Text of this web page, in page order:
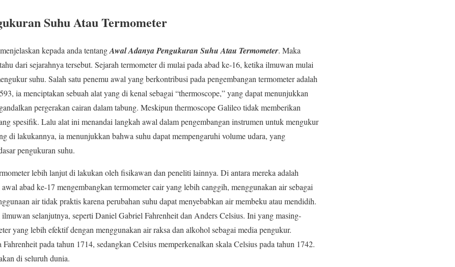
Suhu Atau Termometer
kepada anda tentangAwal Adanya Pengukuran Suhu Atau Termometer. Maka
dari sejarahnya tersebut. Sejarah termometer di mulai pada abad ke-16, ketika ilmuwan mulai
suhu. Salah satu penemu awal yang berkontribusi pada pengembangan termometer adalah
ia menciptakan sebuah alat yang di kenal sebagai “thermoscope,” yang dapat menunjukkan
pergerakan cairan dalam tabung. Meskipun thermoscope Galileo tidak memberikan
spesifik. Lalu alat ini menandai langkah awal dalam pengembangan instrumen untuk mengukur
di lakukannya, ia menunjukkan bahwa suhu dapat mempengaruhi volume udara, yang
pengukuran suhu.
lebih lanjut di lakukan oleh fisikawan dan peneliti lainnya. Di antara mereka adalah
abad ke-17 mengembangkan termometer cair yang lebih canggih, menggunakan air sebagai
air tidak praktis karena perubahan suhu dapat menyebabkan air membeku atau mendidih.
selanjutnya, seperti Daniel Gabriel Fahrenheit dan Anders Celsius. Ini yang masing-
yang lebih efektif dengan menggunakan air raksa dan alkohol sebagai media pengukur.
pada tahun 1714, sedangkan Celsius memperkenalkan skala Celsius pada tahun 1742.
di seluruh dunia.